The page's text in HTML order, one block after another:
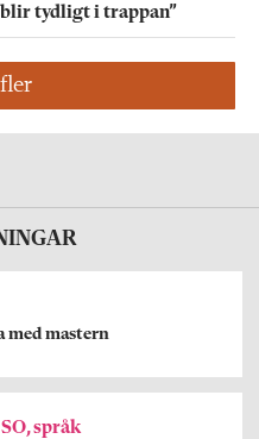
tydligt i trappan”
med mastern
språk